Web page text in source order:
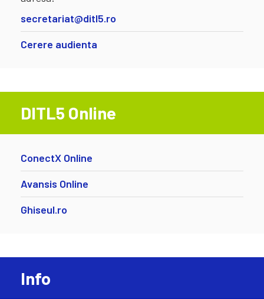
secretariat@ditl5.ro
Cerere audienta
DITL5 Online
ConectX Online
Avansis Online
Ghiseul.ro
Info